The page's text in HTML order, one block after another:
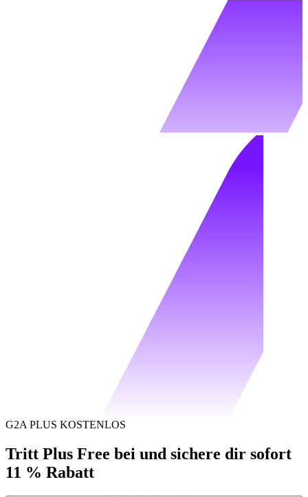
G2A PLUS KOSTENLOS
Tritt Plus Free bei und sichere dir sofort
11 % Rabatt